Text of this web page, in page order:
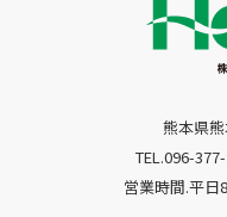
熊本県
TEL.096-
営業時間.平日